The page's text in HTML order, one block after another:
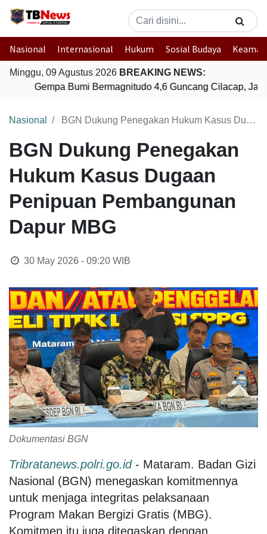
Nasional Internasional Hukum Sosial Budaya
Minggu, 09 Agustus 2026 BREAKING NEWS:
Gempa Bumi Bermagnitudo 4,6 Guncang Cilacap,
Nasional BGN Dukung Penegakan Hukum Kasus Dugaan Penipuan Pembangunan Dapur MBG
BGN Dukung Penegakan
Hukum Kasus Dugaan
Penipuan Pembangunan
Dapur MBG
30 May 2026 - 09:20WIB
Dokumentasi BGN
Tribratanews.polri.go.id- Mataram. Badan Gizi
Nasional (BGN) menegaskan komitmennya
untuk menjaga integritas pelaksanaan
Program Makan Bergizi Gratis (MBG).
Komitmen itu juga ditegaskan dengan